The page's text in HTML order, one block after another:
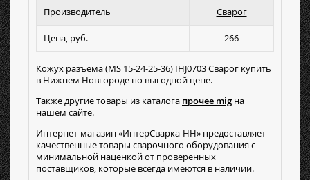
Производитель Сварог
Цена, руб. 266
Кожух разъема (MS 15-24-25-36) IHJ0703 Сварог купить
в Нижнем Новгороде по выгодной цене.
Также другие товары из каталога прочее mig на
нашем сайте.
Интернет-магазин «ИнтерСварка-НН» предоставляет
качественные товары сварочного оборудования с
минимальной наценкой от проверенных
поставщиков, которые всегда имеются в наличии.